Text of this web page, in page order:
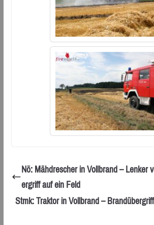
Nö: Mähdrescher in Vollbrand – Lenker
ergriff auf ein Feld
Stmk: Traktor in Vollbrand –